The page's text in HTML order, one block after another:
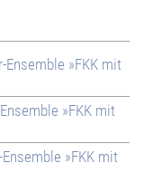
Ensemble »FKK mit
»FKK mit
»FKK mit